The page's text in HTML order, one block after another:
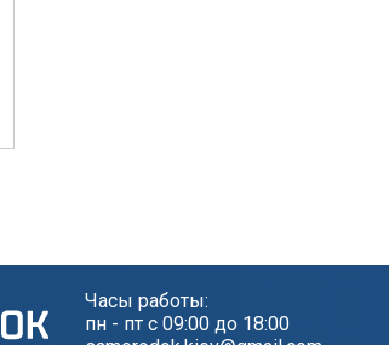
Часы работы:
пн - пт с 09:00 до 18:00